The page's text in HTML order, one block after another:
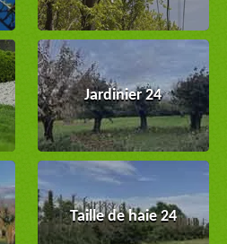
Jardinier 24
Taille de haie 24